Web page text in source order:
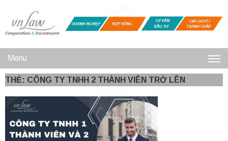
Menu
THẺ: CÔNG TY TNHH 2 THÀNH VIÊN TRỞ LÊN